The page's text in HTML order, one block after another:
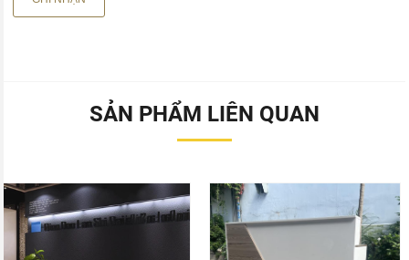
SẢN PHẨM LIÊN QUAN